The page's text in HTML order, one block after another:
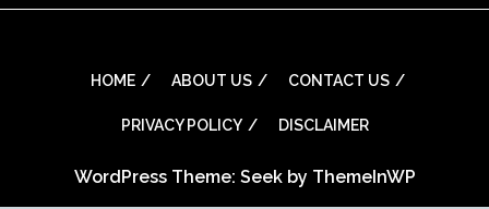
HOME ABOUT US CONTACT US
PRIVACY POLICY DISCLAIMER
WordPress Theme: Seek by ThemeInWP